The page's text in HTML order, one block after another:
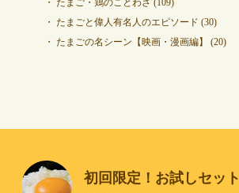
たまご・鶏のことわざ(109)
たまごと偉人有名人のエピソード (30)
たまごの名シーン【映画・漫画編】
(20)
初回限定！お試しセット